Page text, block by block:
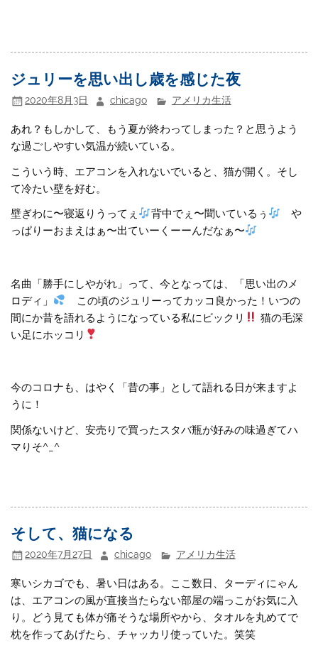
ジュリーを思い出し歳を感じた夜
2020年8月3日 chicago アメリカ生活
あれ？もしかして、もう夏が終わってしまった？と思うよう
な過ごしやすい気温が続いている。
こういう時、エアコンを入れないでいると、猫が開く。そし
て冷たい壁を好む。
壁ぎわに〜寝返りうってぇ
背中でぇ〜聞いているぅ
や
っぱりーおまえはぁ〜出ていーくーーんだなぁ〜
名曲「勝手にしやがれ」って、今となっては、「思い出のメ
ロディ」
この頃のジュリーってカッコ良かった！いつの
間にか昔を語れるようになっている私にビックリ
猫の毛深
い足にホッコリ
今のコロナも、はやく「昔の事」として語れる日が来ますよ
うに！
関係ないけど、安売りで買ったスタバ瓶が好みの味過ぎてハ
マりそ^_^
そして、猫になる
2020年7月27日 chicago アメリカ生活
寒いシカゴでも、暑い日はある。ここ数日、ターディにゃん
は、エアコンの風が直接当たらない部屋の端っこがお気に入
り。どう見ても体が痛そうな場所やから、タオルを丸めてで
枕を作ってあげたら、チャッカリ使っていた。笑笑